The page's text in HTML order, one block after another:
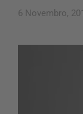
6 Novembro,